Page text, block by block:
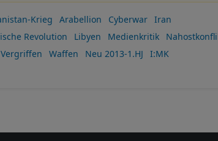
Krieg Arabellion Cyberwar
Iran
Revolution
Libyen Medienkritik
Vergriffen Waffen Neu 2013-1.HJ I:MK